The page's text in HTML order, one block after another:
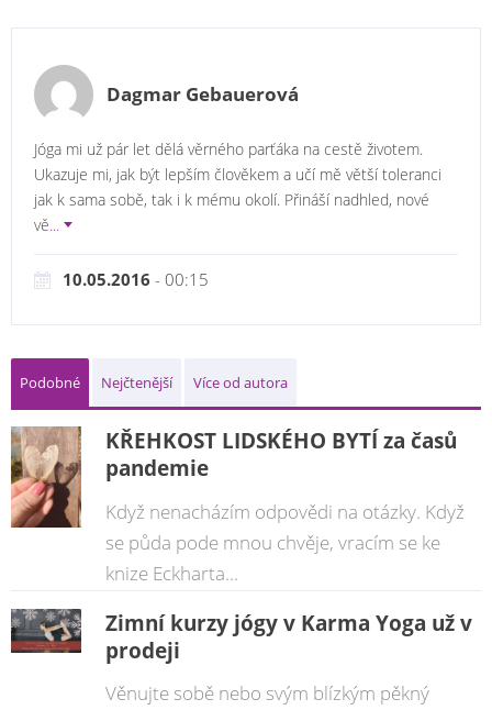
Dagmar Gebauerová
Jóga mi už pár let dělá věrného parťáka na cestě životem.
Ukazuje mi, jak být lepším člověkem a učí mě větší toleranci
jak k sama sobě, tak i k mému okolí. Přináší nadhled, nové
vě...
10.05.2016 - 00:15
Podobné Nejčtenější Více od autora
KŘEHKOST LIDSKÉHO BYTÍ za časů
pandemie
Když nenacházím odpovědi na otázky. Když
se půda pode mnou chvěje, vracím se ke
knize Eckharta...
Zimní kurzy jógy v Karma Yoga už v
prodeji
Věnujte sobě nebo svým blízkým pěkný